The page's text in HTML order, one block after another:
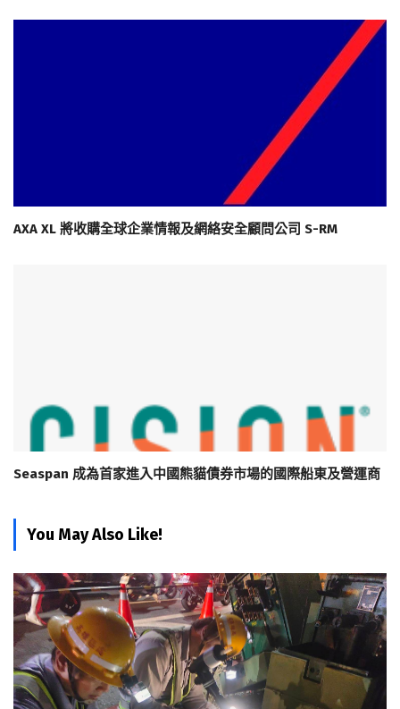
AXA XL 將收購全球企業情報及網絡安全顧問公司 S-RM
Seaspan 成為首家進入中國熊貓債券市場的國際船東及營運商
You May Also Like!